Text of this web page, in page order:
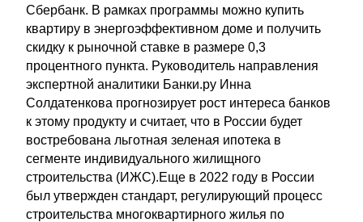
Сбербанк. В рамках программы можно купить
квартиру в энергоэффективном доме и получить
скидку к рыночной ставке в размере 0,3
процентного пункта. Руководитель направления
экспертной аналитики Банки.ру Инна
Солдатенкова прогнозирует рост интереса банков
к этому продукту и считает, что в России будет
востребована льготная зеленая ипотека в
сегменте индивидуального жилищного
строительства (ИЖС).Еще в 2022 году в России
был утвержден стандарт, регулирующий процесс
строительства многоквартирного жилья по